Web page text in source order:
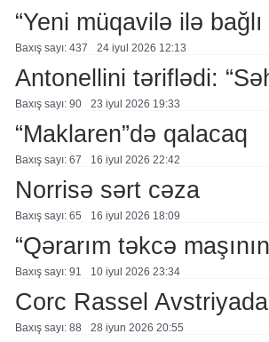
“Yeni müqavilə ilə
Baxış sayı: 437 24 i̇yul 2026 12:13
Antonellini təriflədi:
Baxış sayı: 90 23 i̇yul 2026 19:33
“Maklaren”də qalacaq
Baxış sayı: 67 16 i̇yul 2026 22:42
Norrisə sərt cəza
Baxış sayı: 65 16 i̇yul 2026 18:09
“Qərarım təkcə
Baxış sayı: 91 10 i̇yul 2026 23:34
Corc Rassel
Baxış sayı: 88 28 i̇yun 2026 20:55